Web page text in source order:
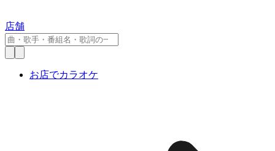
店舗
お店でカラオケ